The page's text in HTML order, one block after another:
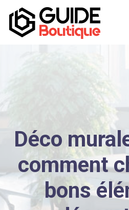
Déco
comment
bons